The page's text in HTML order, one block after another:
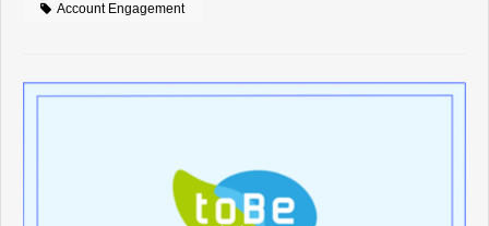
Account Engagement